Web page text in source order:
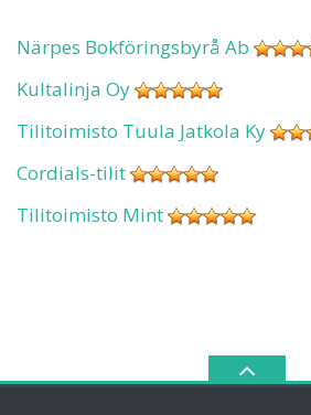
Närpes Bokföringsbyrå Ab
Kultalinja Oy
Tilitoimisto Tuula Jatkola Ky
Cordials-tilit
Tilitoimisto Mint